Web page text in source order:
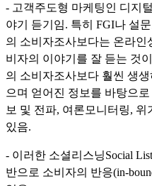
- 고객주도형 마케팅인 디지
야기 듣기임. 특히 FGI나 설
의 소비자조사보다는 온라
비자의 이야기를 잘 듣는 것
의 소비자조사보다 훨씬 생
으며 얻어진 정보를 바탕으
보 및 전파, 여론모니터링,
있음.
- 이러한 소셜리스닝Social
반으로 소비자의 반응(in-